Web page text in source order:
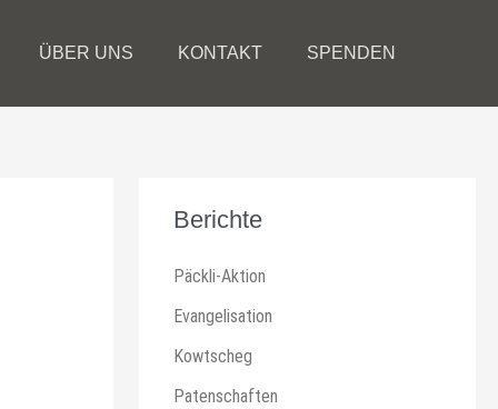
ÜBER UNS KONTAKT SPENDEN
Berichte
Päckli-Aktion
Evangelisation
Kowtscheg
Patenschaften